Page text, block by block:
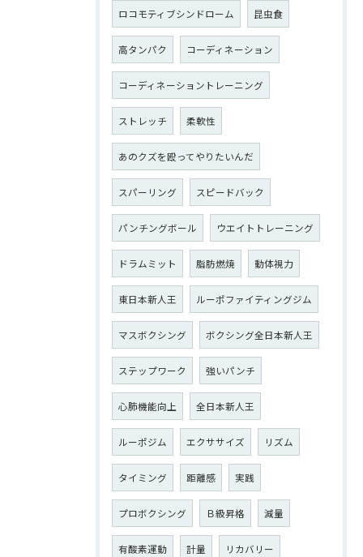
ロコモティブシンドローム 昆虫食
高タンパク コーディネーション
コーディネーショントレーニング
ストレッチ 柔軟性
あのクズを殴ってやりたいんだ
スパーリング スピードバック
パンチングボール ウエイトトレーニング
ドラムミット 脂肪燃焼 動体視力
東日本新人王 ルーポファイティングジム
マスボクシング ボクシング全日本新人王
ステップワーク 強いパンチ
心肺機能向上 全日本新人王
ルーポジム エクササイズ リズム
タイミング 距離感 実践
プロボクシング Ｂ級昇格 減量
有酸素運動 計量 リカバリー